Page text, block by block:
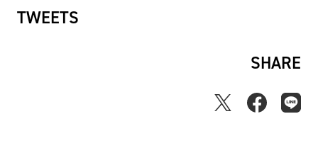
TWEETS
SHARE